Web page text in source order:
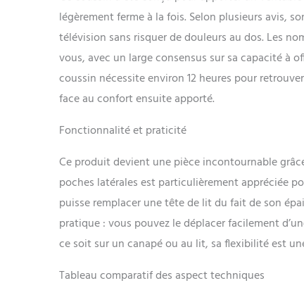
du coussin
choses
etc.
légèrement ferme à la fois. Selon plusieurs avis,
télévision sans risquer de douleurs au dos. Les
vous, avec un large consensus sur sa capacité à
coussin nécessite environ 12 heures pour
face au confort ensuite apporté.
Fonctionnalité et praticité
Ce produit devient une pièce incontournable
poches latérales est particulièrement appréciée
puisse remplacer une tête de lit du fait de son
pratique : vous pouvez le déplacer facilement
ce soit sur un canapé ou au lit, sa flexibilité est
Tableau comparatif des aspect techniques